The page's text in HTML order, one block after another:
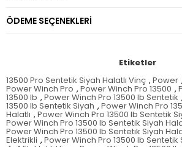
ÖDEME SEÇENEKLERI
Etiketler
13500 Pro Sentetik Siyah Halatlı Vinç , Power ,
Power Winch Pro , Power Winch Pro 13500 ,
13500 lb , Power Winch Pro 13500 lb Sentetik ,
13500 lb Sentetik Siyah , Power Winch Pro
Halatlı , Power Winch Pro 13500 lb Sentetik
Power Winch Pro 13500 lb Sentetik Siyah
Power Winch Pro 13500 lb Sentetik Siyah
Elektrikli , Power Winch Pro 13500 lb Sentetik